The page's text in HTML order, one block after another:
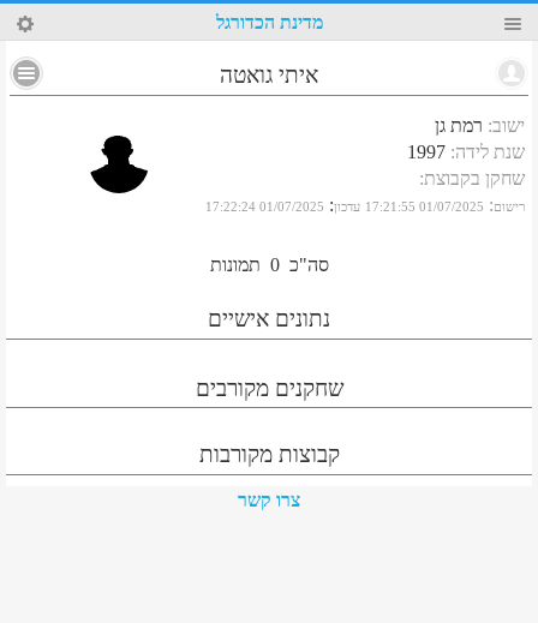
18 מדינת הכדורגל
איתי גואטה
ישוב: רמת גן
שנת לידה:
1997
שחקן בקבוצת:
רישום:
01/07/2025 17:21:55 עדכון:
01/07/2025 17:22:24
סה"כ 0 תמונות
נתונים אישיים
שחקנים מקורבים
קבוצות מקורבות
צרו קשר